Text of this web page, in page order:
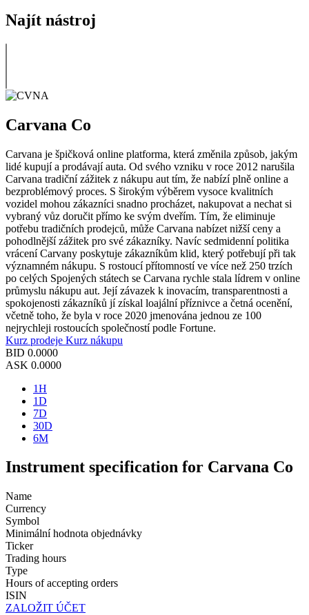
Najít nástroj
Carvana Co
Carvana je špičková online platforma, která změnila způsob, jakým
lidé kupují a prodávají auta. Od svého vzniku v roce 2012 narušila
Carvana tradiční zážitek z nákupu aut tím, že nabízí plně online a
bezproblémový proces. S širokým výběrem vysoce kvalitních
vozidel mohou zákazníci snadno procházet, nakupovat a nechat si
vybraný vůz doručit přímo ke svým dveřím. Tím, že eliminuje
potřebu tradičních prodejců, může Carvana nabízet nižší ceny a
pohodlnější zážitek pro své zákazníky. Navíc sedmidenní politika
vrácení Carvany poskytuje zákazníkům klid, který potřebují při tak
významném nákupu. S rostoucí přítomností ve více než 250 trzích
po celých Spojených státech se Carvana rychle stala lídrem v online
průmyslu nákupu aut. Její závazek k inovacím, transparentnosti a
spokojenosti zákazníků jí získal loajální příznivce a četná ocenění,
včetně toho, že byla v roce 2020 jmenována jednou ze 100
nejrychleji rostoucích společností podle Fortune.
Kurz prodeje Kurz nákupu
BID 0.0000
ASK 0.0000
1H
1D
7D
30D
6M
Instrument specification for Carvana Co
Name
Currency
Symbol
Minimální hodnota objednávky
Ticker
Trading hours
Type
Hours of accepting orders
ISIN
ZALOŽIT ÚČET